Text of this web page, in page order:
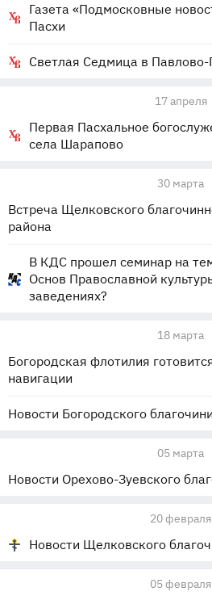
Газета «Подмосковные
Пасхи
Светлая Седмица в
17 апреля
Первая Пасхальное
села Шарапово
30 марта
Встреча Щелковского
района
В КДС прошел семинар на
Основ Православной
заведениях?
18 марта
Богородская флотилия
навигации
Новости Богородского
05 марта
Новости Орехово-Зуевского
20 февраля
Новости Щелковского
05 февраля